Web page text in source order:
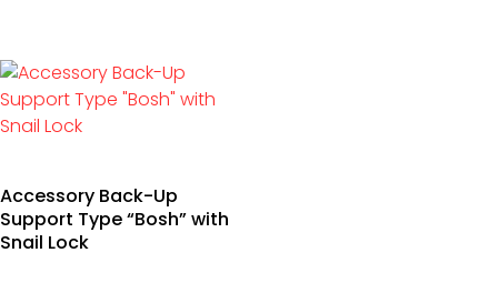
Accessory Back-Up
Support Type “Bosh” with
Snail Lock